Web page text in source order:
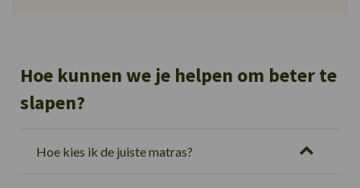
Hoe kunnen we je helpen om beter te
slapen?
Hoe kies ik de juiste matras?